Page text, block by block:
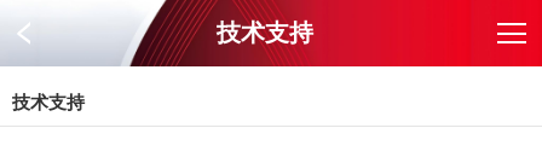
技术支持
技术支持